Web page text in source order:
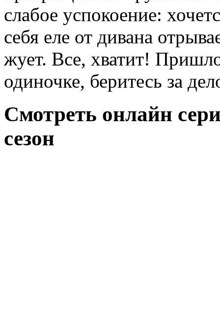
слабое успокоение:
себя еле от дивана
жует. Все, хватит!
одиночке, беритесь за
Смотреть онлайн
сезон